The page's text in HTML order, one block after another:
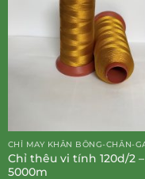
Chỉ thêu vi tính 120d/2 –
5000m